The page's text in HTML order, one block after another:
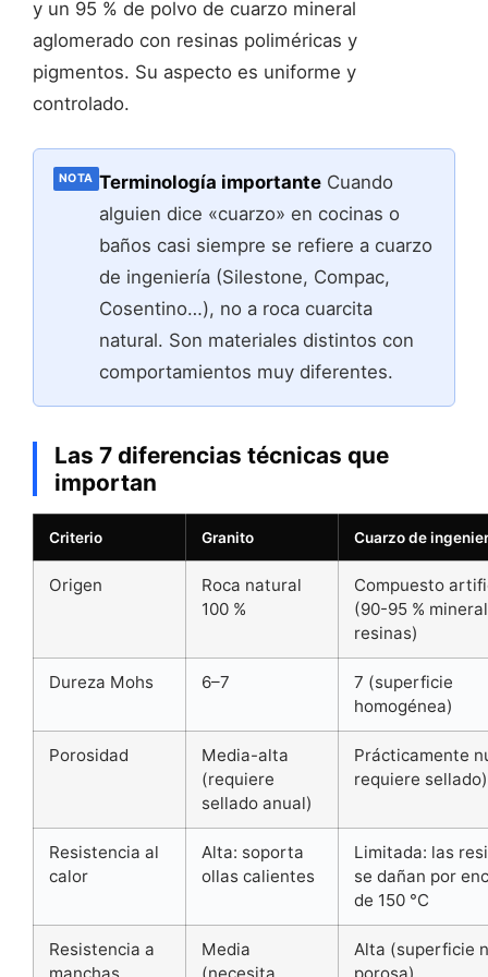
y un 95 % de polvo de cuarzo mineral
aglomerado con resinas poliméricas y
pigmentos. Su aspecto es uniforme y
controlado.
NOTA Terminología importante Cuando
alguien dice «cuarzo» en cocinas o
baños casi siempre se refiere a cuarzo
de ingeniería (Silestone, Compac,
Cosentino…), no a roca cuarcita
natural. Son materiales distintos con
comportamientos muy diferentes.
Las 7 diferencias técnicas que
importan
Criterio Granito Cuarzo de
Origen
Roca natural
100 %
Compuesto
(90-95 %
resinas)
Dureza Mohs 6–7
7 (superficie
homogénea)
Porosidad
Media-alta
(requiere
sellado anual)
Prácticamente
requiere sellado)
Resistencia al
calor
Alta: soporta
ollas calientes
Limitada: las
se dañan por
de 150 °C
Resistencia a
manchas
Media
(necesita
Alta (superficie
porosa)